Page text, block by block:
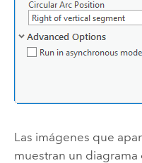
Las imágenes que
muestran un